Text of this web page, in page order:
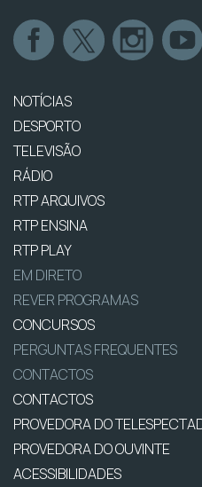
NOTÍCIAS
DESPORTO
TELEVISÃO
RÁDIO
RTP ARQUIVOS
RTP ENSINA
RTP PLAY
EM DIRETO
REVER PROGRAMAS
CONCURSOS
PERGUNTAS FREQUENTES
CONTACTOS
CONTACTOS
PROVEDORA DO
PROVEDORA DO OUVINTE
ACESSIBILIDADES